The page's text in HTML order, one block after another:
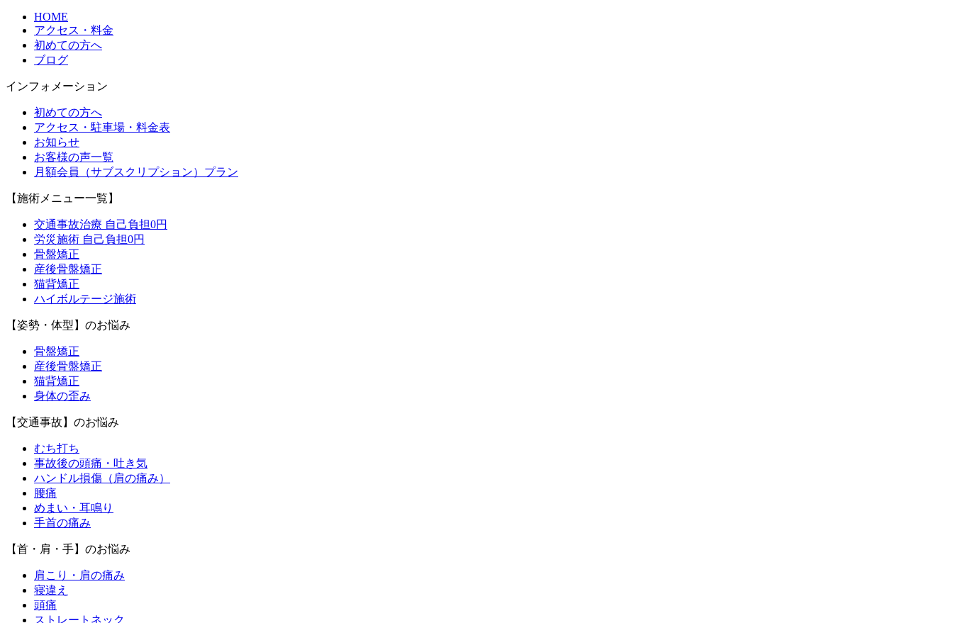
HOME
アクセス・料金
初めての方へ
ブログ
インフォメーション
初めての方へ
アクセス・駐車場・料金表
お知らせ
お客様の声一覧
月額会員（サブスクリプション）プラン
【施術メニュー一覧】
交通事故治療 自己負担0円
労災施術 自己負担0円
骨盤矯正
産後骨盤矯正
猫背矯正
ハイボルテージ施術
【姿勢・体型】のお悩み
骨盤矯正
産後骨盤矯正
猫背矯正
身体の歪み
【交通事故】のお悩み
むち打ち
事故後の頭痛・吐き気
ハンドル損傷（肩の痛み）
腰痛
めまい・耳鳴り
手首の痛み
【首・肩・手】のお悩み
肩こり・肩の痛み
寝違え
頭痛
ストレートネック